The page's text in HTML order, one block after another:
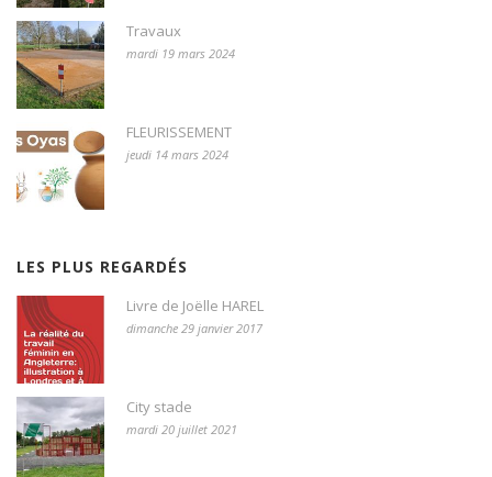
Travaux
mardi 19 mars 2024
FLEURISSEMENT
jeudi 14 mars 2024
LES PLUS REGARDÉS
Livre de Joëlle HAREL
dimanche 29 janvier 2017
City stade
mardi 20 juillet 2021